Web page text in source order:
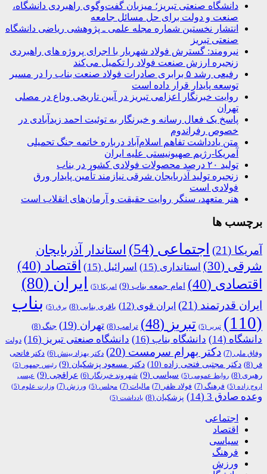
دانشگاه صنعتی تبریز؛ میزبان گفت‌وگوی راهبردی دانشگاه،
صنعت و دولت برای حل مسائل جامعه
انتشار نخستین شماره مجله علمی ـ پژوهشی ریاضی دانشگاه
صنعتی تبریز
نیرومند: گسترش فولاد شهریار با اجرای پروژه های راهبردی
زنجیره ارزش صنعت فولاد را تکمیل می‌کند
رفیعی رشد ۵ برابری صادرات فولاد صنعت بناب را در مسیر
توسعه پایدار قرار داده است
روایت خبرنگار اعزامی تبریز در آیین تاریخی وداع در مصلی
تهران
پاسخ یک فعال رسانه و خبرنگار به توئیت احمد زیدآبادی در
خصوص رفراندوم
متن یادداشت تفاهم اسلام‌آباد درباره خاتمه جنگ تحمیلی
آمریکا-رژیم صهیونیستی علیه ایران
تولید ۲۰ درصد محصولات فولادی کشور در بناب
زنجیره تولید آذربایجان شرقی نیازمند تأمین پایدار ورق
فولادی است
هنر متعهد، سنگر روایت حقیقت و آرمان‌های انقلاب است
برچسب ها
آمریکا (21) اجتماعی (54)
استاندار آذربایجان
شرقی (30) استانداری (15) اسرائیل (15) اقتصاد (40)
اقتصادی (40) امام جمعه بناب (9) امریکا (5) ایران (80)
ایران قدرتمند (21) ایران قوی (12) باقری بنابی (8) برق (5)
بناب
(110)
تبریر (5) تبریز (48) ترامپ (8) تهران (19) جنگ (8)
دانشگاه (14) دانشگاه بناب (16) دانشگاه صنعتی تبریز (16)
دولت
وفاق ملی (7) دکتر بهرام سرمست (20) دکتر بهزاد بینش (6)
دکتر فاتحی
فر (8) دکتر مجتبی فتحی زاده (10) دکتر مسعود پزشکیان (9) رئیس جمهور (5)
رهبری (8) روابط عمومی (5) سیاسی (9) شهروند خبرنگار (6) عراقچی (9)
عیسی
اروج زاده (5) فرهنگ (7) فولاد ظفر (7) مالیات (7) مجلس (5) ورزش (7) وزارت علوم (5)
وعده صادق 3 (14) پزشکیان (8) یادداشت (5)
اجتماعی
اقتصاد
سیاسی
فرهنگ
ورزش